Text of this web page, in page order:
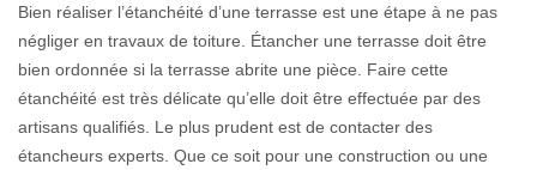
Bien réaliser l’étanchéité d’une terrasse est une étape à ne pas
négliger en travaux de toiture. Étancher une terrasse doit être
bien ordonnée si la terrasse abrite une pièce. Faire cette
étanchéité est très délicate qu’elle doit être effectuée par des
artisans qualifiés. Le plus prudent est de contacter des
étancheurs experts. Que ce soit pour une construction ou une